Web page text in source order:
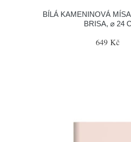
BÍLÁ KAMENINOVÁ
BRISA, ⌀ 24
649 Kč